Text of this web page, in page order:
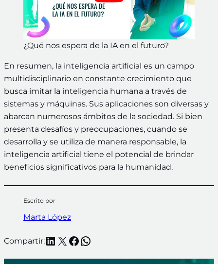
¿Qué nos espera de la IA en el futuro?
En resumen, la inteligencia artificial es un campo
multidisciplinario en constante crecimiento que
busca imitar la inteligencia humana a través de
sistemas y máquinas. Sus aplicaciones son diversas y
abarcan numerosos ámbitos de la sociedad. Si bien
presenta desafíos y preocupaciones, cuando se
desarrolla y se utiliza de manera responsable, la
inteligencia artificial tiene el potencial de brindar
beneficios significativos para la humanidad.
Escrito por
Marta López
Compartir:LinkedIn
X Facebook
WhatsApp